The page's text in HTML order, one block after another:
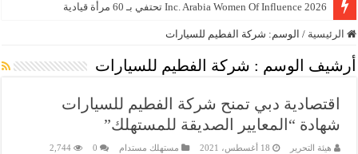
Inc. Arabia Women Of Influence 2026 تحتفي بـ 60 مرأة قيادية
الرئيسية / الوسم: شركة الفطيم للسيارات
أرشيف الوسم : شركة الفطيم للسيارات
اقتصادية دبي تمنح شركة الفطيم للسيارات
شهادة “المعايير الصديقة للمستهلك”
هيئة التحرير 18 أغسطس، 2021 مستهلك مستدام 0
2,744